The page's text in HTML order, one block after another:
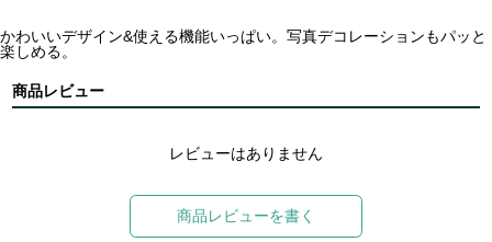
かわいいデザイン&使える機能いっぱい。写真デコレーションもパッと
楽しめる。
商品レビュー
レビューはありません
商品レビューを書く